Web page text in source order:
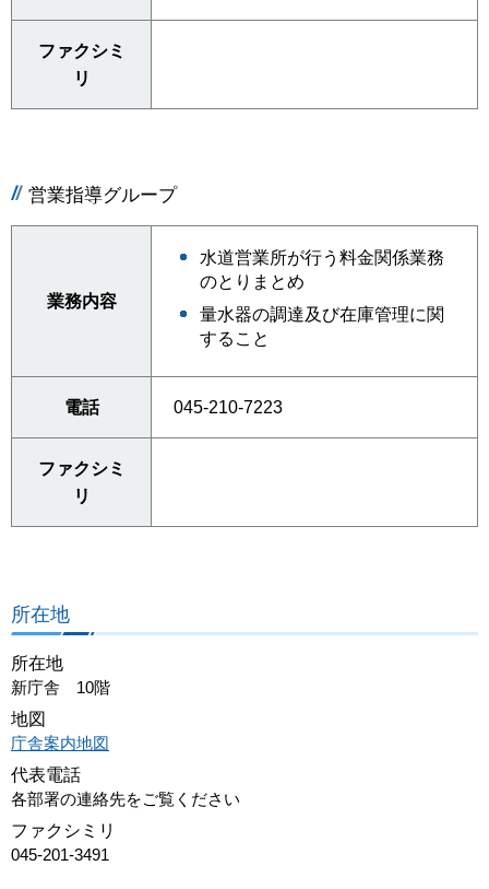
ファクシミ
リ
営業指導グループ
業務内容
水道営業所が行う料金関係業務
のとりまとめ
量水器の調達及び在庫管理に関
すること
電話 045-210-7223
ファクシミ
リ
所在地
所在地
新庁舎 10階
地図
庁舎案内地図
代表電話
各部署の連絡先をご覧ください
ファクシミリ
045-201-3491